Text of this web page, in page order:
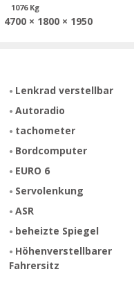
1076 Kg
4700 × 1800 × 1950
Lenkrad verstellbar
Autoradio
tachometer
Bordcomputer
EURO 6
Servolenkung
ASR
beheizte Spiegel
Höhenverstellbarer
Fahrersitz